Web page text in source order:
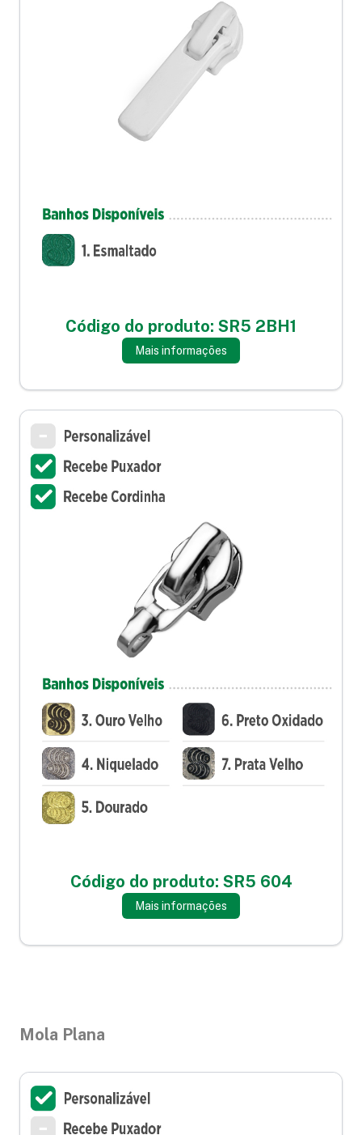
Código do produto: SR5 2BH1
Mais informações
Código do produto: SR5 604
Mais informações
Mola Plana